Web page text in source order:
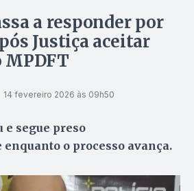
a responder por
Justiça aceitar
MPDFT
14 fevereiro 2026 às 09h50
e segue preso
o processo avança.